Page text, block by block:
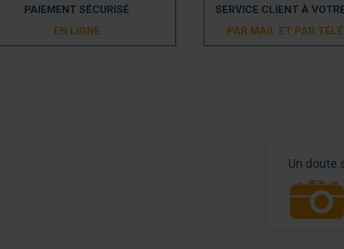
PAIEMENT SÉCURISÉ
EN LIGNE
SERVICE CLIENT À
PAR MAIL ET PAR
Un doute